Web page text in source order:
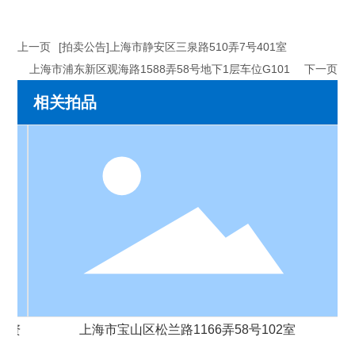
上一页
[拍卖公告]上海市静安区三泉路510弄7号401室
上海市浦东新区观海路1588弄58号地下1层车位G101
下一页
相关拍品
上海市宝山区松兰路1166弄58号102室